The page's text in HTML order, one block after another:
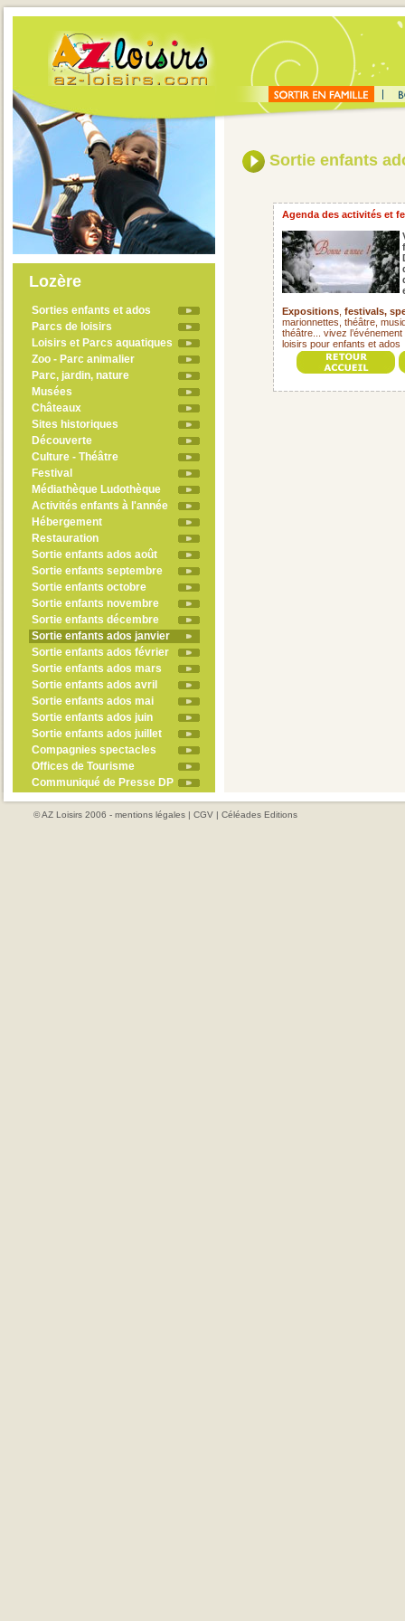
Lozère
Sorties enfants et ados
Parcs de loisirs
Loisirs et Parcs aquatiques
Zoo - Parc animalier
Parc, jardin, nature
Musées
Châteaux
Sites historiques
Découverte
Culture - Théâtre
Festival
Médiathèque Ludothèque
Activités enfants à l'année
Hébergement
Restauration
Sortie enfants ados août
Sortie enfants septembre
Sortie enfants octobre
Sortie enfants novembre
Sortie enfants décembre
Sortie enfants ados janvier
Sortie enfants ados février
Sortie enfants ados mars
Sortie enfants ados avril
Sortie enfants ados mai
Sortie enfants ados juin
Sortie enfants ados juillet
Compagnies spectacles
Offices de Tourisme
Communiqué de Presse DP
Sortie enfants
Agenda des activités et
Expositions festivals,
marionnettes, théâtre,
théâtre... vivez
loisirs pour enfants et ados
© AZ Loisirs 2006 - mentions légales | CGV | Céléades Editions